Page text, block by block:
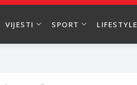
VIJESTI SPORT LIFESTYLE